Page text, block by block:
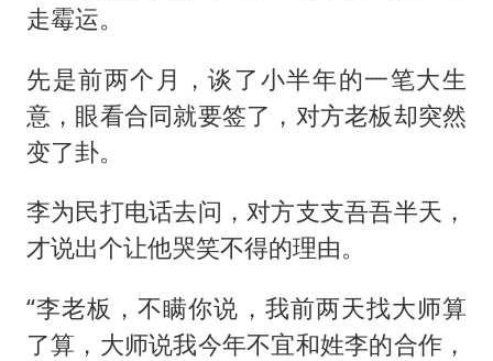
走霉运。
先是前两个月，谈了小半年的一笔大生
意，眼看合同就要签了，对方老板却突然
变了卦。
李为民打电话去问，对方支支吾吾半天，
才说出个让他哭笑不得的理由。
“李老板，不瞒你说，我前两天找大师算
了算，大师说我今年不宜和姓李的合作，